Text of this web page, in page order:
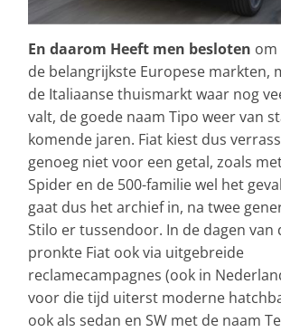
En daarom Heeft men besloten om
de belangrijkste Europese markten,
de Italiaanse thuismarkt waar nog
valt, de goede naam Tipo weer van
komende jaren. Fiat kiest dus
genoeg niet voor een getal, zoals
Spider en de 500-familie wel het geval
gaat dus het archief in, na twee
Stilo er tussendoor. In de dagen van
pronkte Fiat ook via uitgebreide
reclamecampagnes (ook in
voor die tijd uiterst moderne
ook als sedan en SW met de naam